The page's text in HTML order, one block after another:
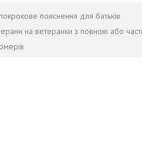
пояснення для батьків
на ветеранки з повною або